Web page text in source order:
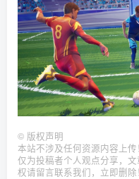
© 版权声明
本站不涉及任何资源内容上
仅为投稿者个人观点分享，
权请留言联系我们，立即删除！